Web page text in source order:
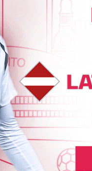
Artjoms
Maksims